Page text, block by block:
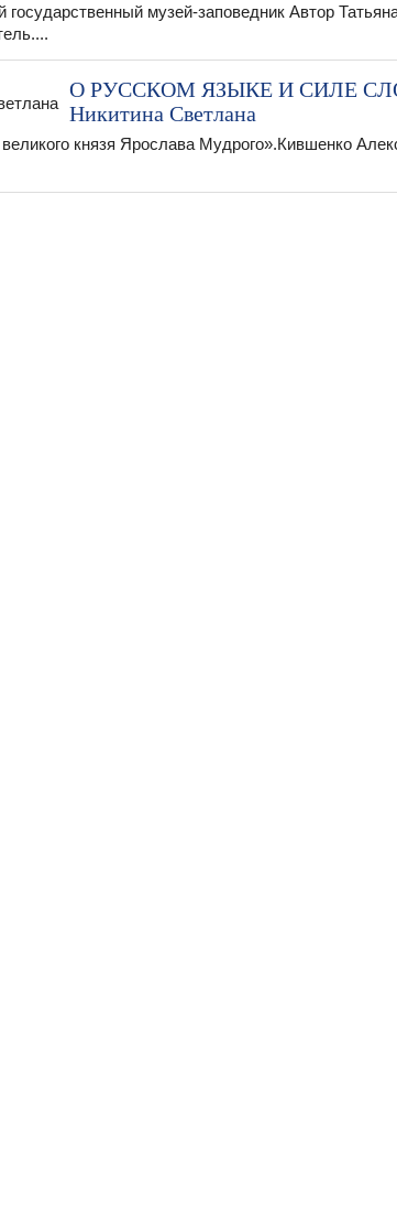
музей-заповедник Автор
О РУССКОМ ЯЗЫКЕ И СИЛЕ
Никитина Светлана
князя Ярослава Мудрого».Кившенко